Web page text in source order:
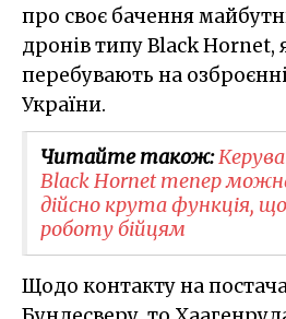
про своє бачення
дронів типу Black Hornet,
перебувають на
України.
Читайте також:
Black Hornet тепер
дійсно крута функція,
роботу бійцям
Щодо контакту на